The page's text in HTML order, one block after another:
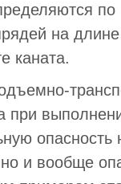
на
каната.
при
опасность
и вообще